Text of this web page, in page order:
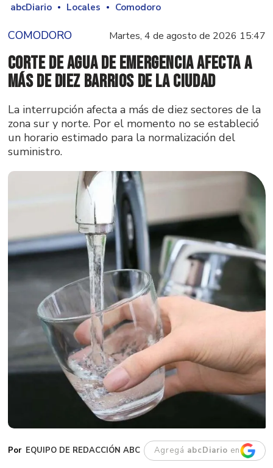
abcDiario Locales Comodoro
COMODORO Martes, 4 de agosto de 2026 15:47
Corte de agua de emergencia afecta a
más de diez barrios de la ciudad
La interrupción afecta a más de diez sectores de la
zona sur y norte. Por el momento no se estableció
un horario estimado para la normalización del
suministro.
EQUIPO DE REDACCIÓN ABC Agregá abcDiario en